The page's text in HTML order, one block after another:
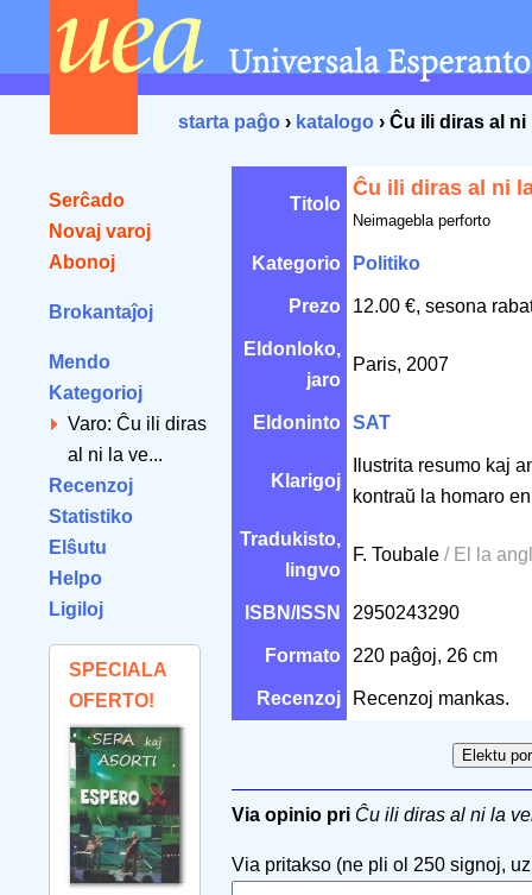
starta paĝo › katalogo › Ĉu ili diras al
Serĉado
Novaj varoj
Abonoj
Brokantaĵoj
Mendo
Kategorioj
Varo: Ĉu ili diras
al ni la ve...
Recenzoj
Statistiko
Elŝutu
Helpo
Ligiloj
SPECIALA
OFERTO!
Titolo
Ĉu ili diras al ni
Neimagebla perforto
Kategorio Politiko
Prezo 12.00 €, sesona
Eldonloko,
jaro
Paris, 2007
Eldoninto SAT
Klarigoj
Ilustrita resumo kaj
kontraŭ la homaro
Tradukisto,
lingvo
F. Toubale / El la
ISBN/ISSN 2950243290
Formato 220 paĝoj, 26 cm
Recenzoj Recenzoj mankas.
Via opinio pri Ĉu ili diras al ni la
Via pritakso (ne pli ol 250 signoj,